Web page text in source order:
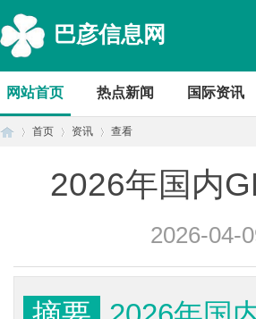
巴彦信息网
网站首页 热点新闻 国际资讯
首页 资讯 查看
2026年国内
2026-04-